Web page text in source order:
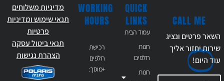
QUICK
LINKS
עמוד הבית
חנות
חלפים
חנות
WORKING
HOURS
רכישת
חלפים
+מוסך:
CALL ME
השאר פרטים ונציג
שירות יחזור אליך
עודהיום!
מדיניות משלוחים
תנאי שימוש ומדיניות
פרטיות
תנאי ביטול עסקה
הצהרת נגישות